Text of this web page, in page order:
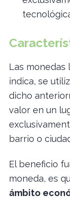
Las monedas
indica, se
dicho
valor en un
barrio o
El beneficio
moneda, es
ámbito